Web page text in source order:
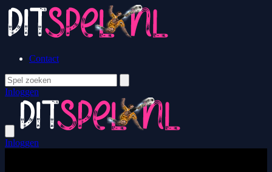
Contact
Inloggen
Inloggen